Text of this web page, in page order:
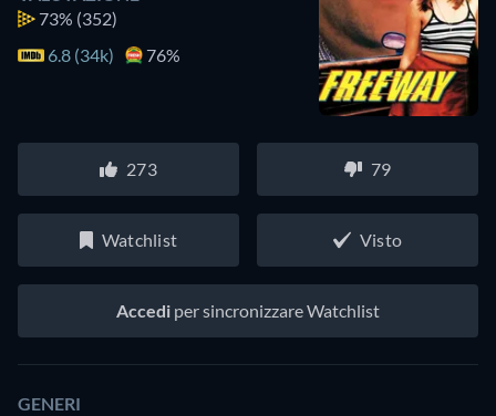
73% (352)
6.8 (34k)
76%
273 79
Watchlist Visto
Accedi per sincronizzare Watchlist
GENERI